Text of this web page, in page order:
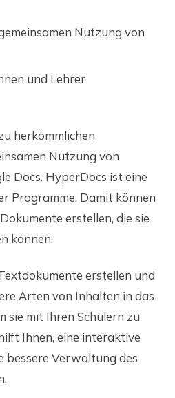
Nutzung von
und Lehrer
herkömmlichen
Nutzung von
Docs. HyperDocs ist eine
Programme. Damit können
erstellen, die sie
können.
erstellen und
Arten von Inhalten in das
sie mit Ihren Schülern zu
Ihnen, eine interaktive
bessere Verwaltung des